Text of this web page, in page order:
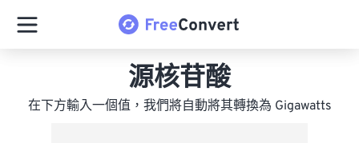
源核苷酸
在下方輸入一個值，我們將自動將其轉換為 Gigawatts